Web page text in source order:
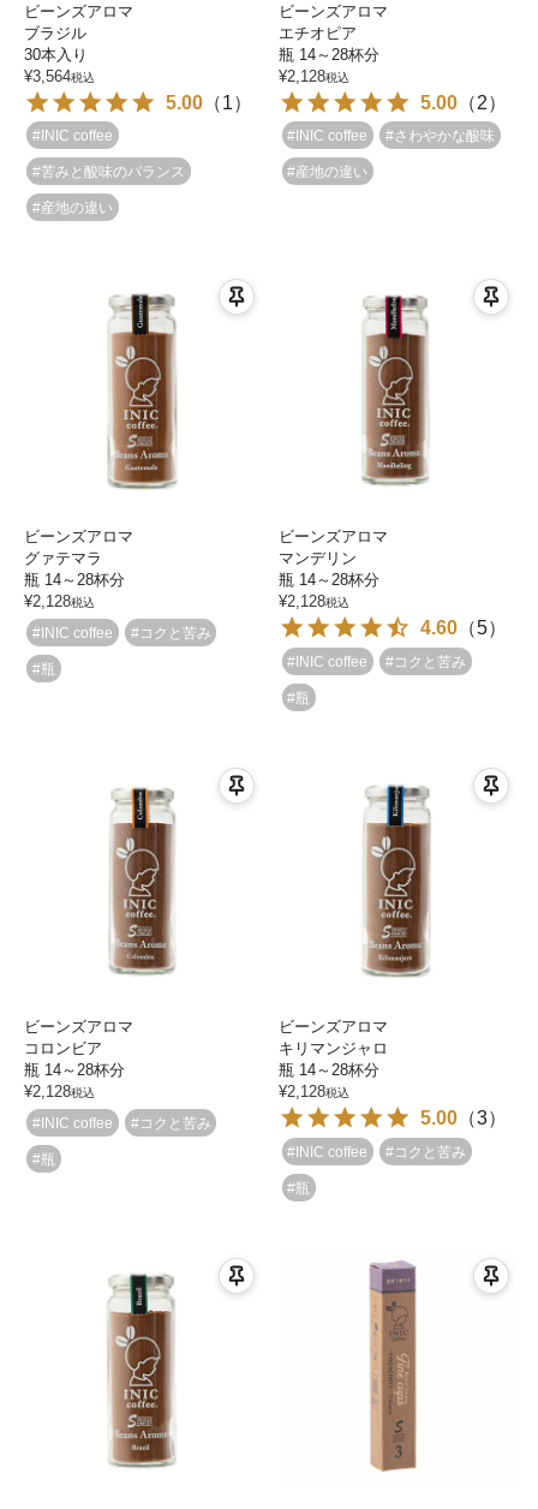
ビーンズアロマ
ブラジル
30本入り
¥3,564税込
5.00 （1）
#INIC coffee
#苦みと酸味のバランス
#産地の違い
ビーンズアロマ
エチオピア
瓶 14～28杯分
¥2,128税込
5.00 （2）
#INIC coffee #さわやかな酸味
#産地の違い
ビーンズアロマ
グァテマラ
瓶 14～28杯分
¥2,128税込
#INIC coffee #コクと苦み
#瓶
ビーンズアロマ
マンデリン
瓶 14～28杯分
¥2,128税込
4.60 （5）
#INIC coffee #コクと苦み
#瓶
ビーンズアロマ
コロンビア
瓶 14～28杯分
¥2,128税込
#INIC coffee #コクと苦み
#瓶
ビーンズアロマ
キリマンジャロ
瓶 14～28杯分
¥2,128税込
5.00 （3）
#INIC coffee #コクと苦み
#瓶